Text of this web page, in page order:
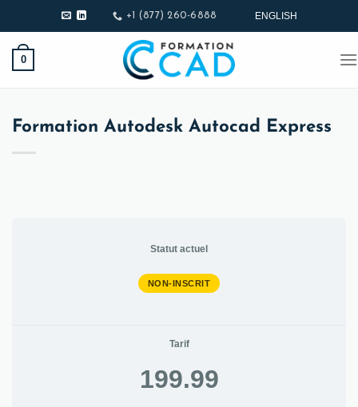
au
contenu
+1 (877) 260-6888 ENGLISH
0
Formation Autodesk Autocad Express
Statut actuel
NON-INSCRIT
Tarif
199.99